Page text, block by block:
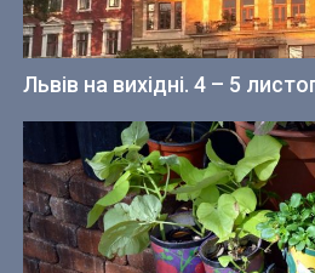
Львів на вихідні. 4 – 5